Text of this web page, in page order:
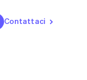
Contattaci